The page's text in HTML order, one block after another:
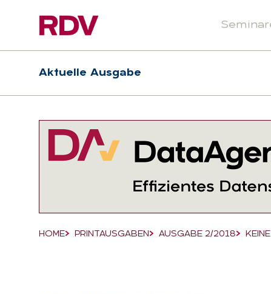
Suchfeld
Hauptnavigation
Aktuelle Ausgabe
Breadcrumb-Navigation
HOME PRINTAUSGABEN AUSGABE 2/2018